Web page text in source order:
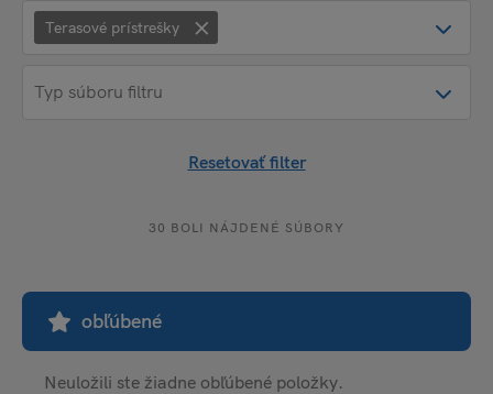
Terasové prístrešky ×
Resetovať filter
30 BOLI NÁJDENÉ SÚBORY
obľúbené
Neuložili ste žiadne obľúbené položky.